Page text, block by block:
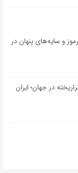
و سایه‌های پنهان در
در جهان؛ ایران